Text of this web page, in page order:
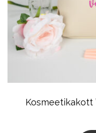
Kosmeetikakott